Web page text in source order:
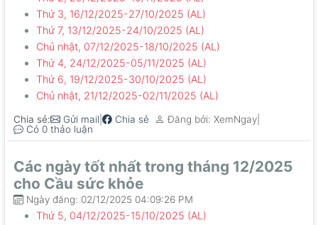
Thứ 3, 16/12/2025-27/10/2025 (AL)
Thứ 7, 13/12/2025-24/10/2025 (AL)
Chủ nhật, 07/12/2025-18/10/2025 (AL)
Thứ 4, 24/12/2025-05/11/2025 (AL)
Thứ 6, 19/12/2025-30/10/2025 (AL)
Chủ nhật, 21/12/2025-02/11/2025 (AL)
Chia sẻ: Gửi mail Chia sẻ Đăng bởi: XemNgay|
Có 0 thảo luận
Các ngày tốt nhất trong tháng 12/2025
cho Cầu sức khỏe
Ngày đăng: 02/12/2025 04:09:26 PM
Thứ 5, 04/12/2025-15/10/2025 (AL)